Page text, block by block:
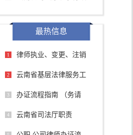
最热信息
1 律师执业、变更、注销
2 云南省基层法律服务工
3 办证流程指南 （务请
4 云南省司法厅职责